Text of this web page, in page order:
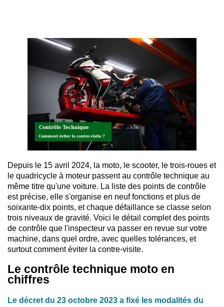
Depuis le 15 avril 2024, la moto, le scooter, le trois-roues et
le quadricycle à moteur passent au contrôle technique au
même titre qu'une voiture. La liste des points de contrôle
est précise, elle s'organise en neuf fonctions et plus de
soixante-dix points, et chaque défaillance se classe selon
trois niveaux de gravité. Voici le détail complet des points
de contrôle que l'inspecteur va passer en revue sur votre
machine, dans quel ordre, avec quelles tolérances, et
surtout comment éviter la contre-visite.
Le contrôle technique moto en
chiffres
Le décret du 23 octobre 2023 a fixé les modalités du